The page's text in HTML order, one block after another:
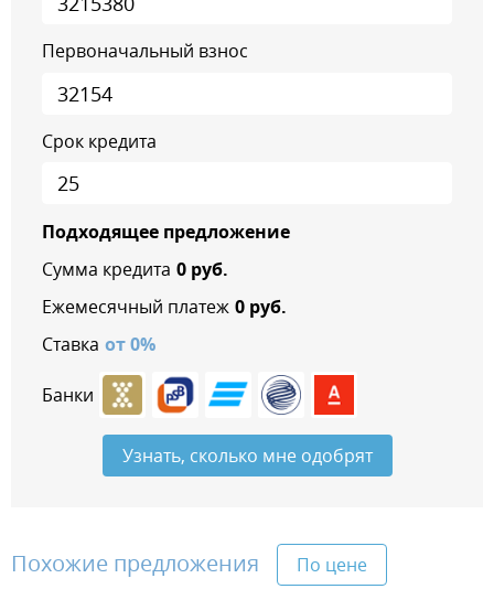
Первоначальный взнос
Срок кредита
Подходящее предложение
Сумма кредита 0руб.
Ежемесячный платеж 0руб.
Ставка от0%
Банки
Узнать, сколько мне одобрят
Похожие предложения По цене